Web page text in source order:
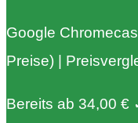
Google
Preise) |
Bereits ab 34,00 €